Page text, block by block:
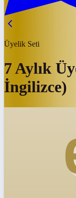
Üyelik Seti
7 Aylık
İngilizce)